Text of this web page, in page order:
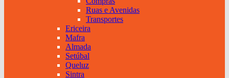
Ruas e Avenidas
Transportes
Ericeira
Mafra
Almada
Setúbal
Queluz
Sintra